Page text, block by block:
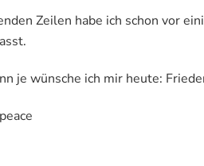
ich
Zeilen habe ich schon vor
je wünsche ich mir heute: